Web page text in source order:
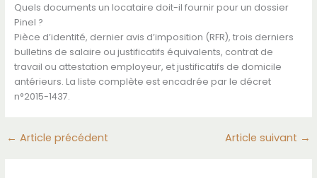
Quels documents un locataire doit-il fournir pour un dossier
Pinel ?
Pièce d’identité, dernier avis d’imposition (RFR), trois derniers
bulletins de salaire ou justificatifs équivalents, contrat de
travail ou attestation employeur, et justificatifs de domicile
antérieurs. La liste complète est encadrée par le décret
n°2015-1437.
← Article précédent Article suivant →